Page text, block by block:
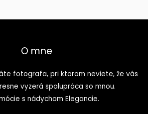
O mne
fotografa, pri ktorom neviete, že vás
vyzerá spolupráca so mnou.
s nádychom Elegancie.